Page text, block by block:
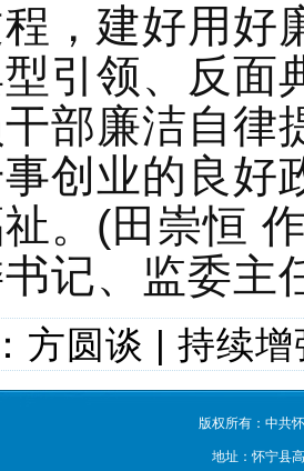
，建好用好
引领、反面
部廉洁自律
创业的良好
。(田崇恒
记、监委主
方圆谈 | 持续
版权所有：中共
地址：怀宁县